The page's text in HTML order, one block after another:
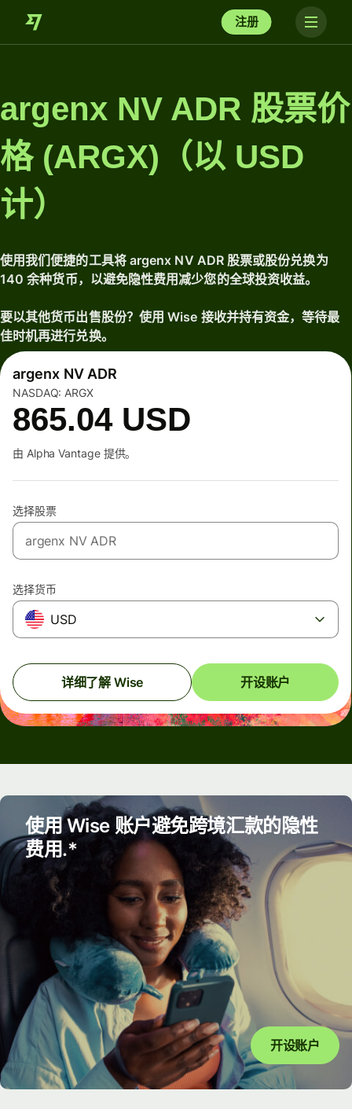
注册
argenx NV ADR 股票价
格 (ARGX)（以 USD
计）
使用我们便捷的工具将 argenx NV ADR 股票或股份兑换为
140 余种货币，以避免隐性费用减少您的全球投资收益。
要以其他货币出售股份？使用 Wise 接收并持有资金，等待最
佳时机再进行兑换。
argenx NV ADR
NASDAQ: ARGX
865.04 USD
由 Alpha Vantage 提供。
选择股票
选择货币
USD
详细了解 Wise 开设账户
使用 Wise 账户避免跨境汇款的隐性
费用.*
开设账户